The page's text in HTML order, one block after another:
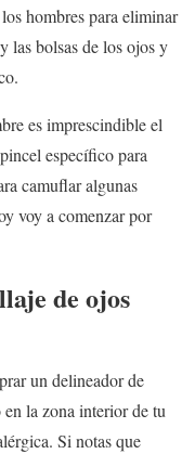
hombres para eliminar
las bolsas de los ojos y
es imprescindible el
específico para
camuflar algunas
voy a comenzar por
de ojos
un delineador de
la zona interior de tu
Si notas que